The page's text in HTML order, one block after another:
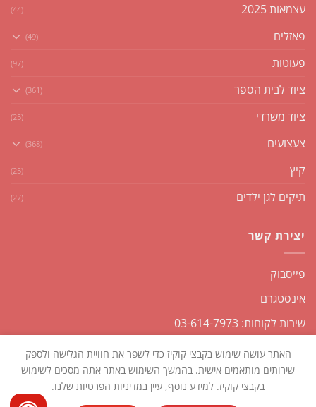
עצמאות 2025 (44)
פאזלים (49)
פעוטות (97)
ציוד לבית הספר (361)
ציוד משרדי (25)
צעצועים (368)
קיץ (25)
תיקים לגן ילדים (27)
יצירת קשר
פייסבוק
אינסטגרם
שירות לקוחות: 03-614-7973
האתר עושה שימוש בקבצי קוקיז כדי לשפר את חוויית הגלישה ולספק
שירותים מותאמים אישית. בהמשך השימוש באתר אתה מסכים לשימוש
בקבצי קוקיז. למידע נוסף, עיין במדיניות הפרטיות שלנו.